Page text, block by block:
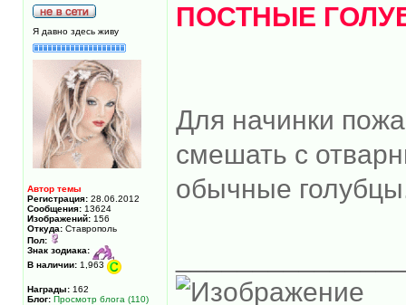
Я давно здесь живу
Автор темы
Регистрация: 28.06.2012
Сообщения: 13624
Изображений: 156
Откуда: Ставрополь
Пол:
Знак зодиака:
В наличии: 1,963
Награды: 162
Блог: Просмотр блога (110)
ПОСТНЫЕ
Для начинки
смешать с
обычные